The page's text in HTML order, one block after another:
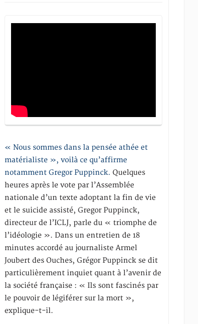
« Nous sommes dans la pensée athée et
matérialiste », voilà ce qu’affirme
notamment Gregor Puppinck. Quelques
heures après le vote par l’Assemblée
nationale d’un texte adoptant la fin de vie
et le suicide assisté, Gregor Puppinck,
directeur de l’ICLJ, parle du « triomphe de
l’idéologie ». Dans un entretien de 18
minutes accordé au journaliste Armel
Joubert des Ouches, Grégor Puppinck se dit
particulièrement inquiet quant à l’avenir de
la société française : « Ils sont fascinés par
le pouvoir de légiférer sur la mort »,
explique-t-il.